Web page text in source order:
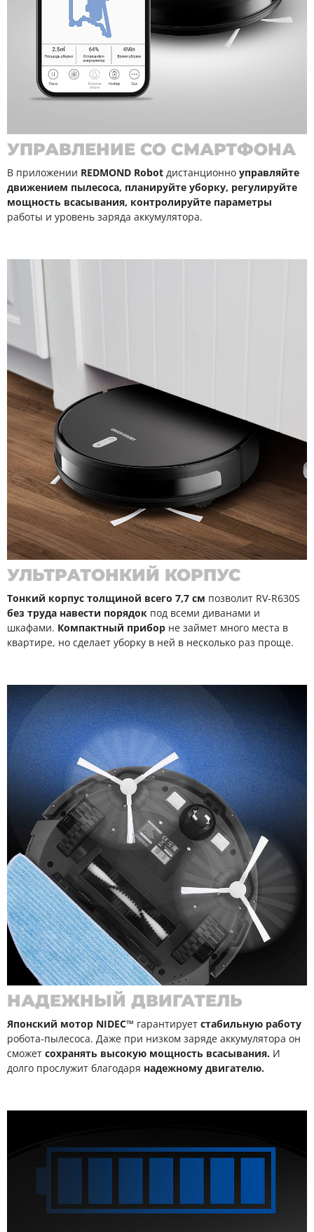
УПРАВЛЕНИЕ СО СМАРТФОНА
В приложении REDMOND Robot дистанционно управляйте
движением пылесоса, планируйте уборку, регулируйте
мощность всасывания, контролируйте параметры
работы и уровень заряда аккумулятора.
УЛЬТРАТОНКИЙ КОРПУС
Тонкий корпус толщиной всего 7,7 см позволит RV-R630S
без труда навести порядок под всеми диванами и
шкафами. Компактный прибор не займет много места в
квартире, но сделает уборку в ней в несколько раз проще.
НАДЕЖНЫЙ ДВИГАТЕЛЬ
Японский мотор NIDEC™ гарантирует стабильную работу
робота-пылесоса. Даже при низком заряде аккумулятора он
сможет сохранять высокую мощность всасывания. И
долго прослужит благодаря надежному двигателю.